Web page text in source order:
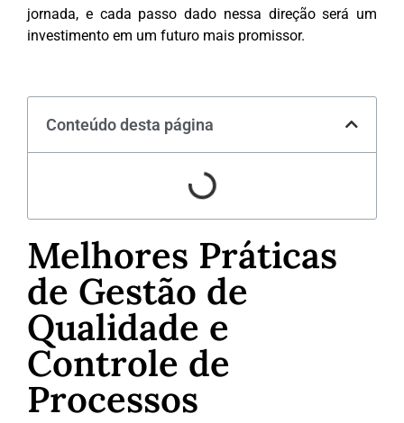
jornada, e cada passo dado nessa direção será um
investimento em um futuro mais promissor.
Conteúdo desta página
Melhores Práticas
de Gestão de
Qualidade e
Controle de
Processos